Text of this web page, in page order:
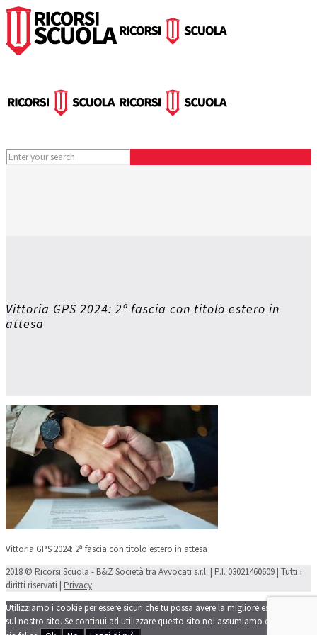
Vittoria GPS 2024: 2ª fascia con titolo estero in
attesa
Vittoria GPS 2024: 2ª fascia con titolo estero in attesa
2018 © Ricorsi Scuola - B&Z Società tra Avvocati s.r.l. | P.I. 03021460609 | Tutti i
diritti riservati | Privacy
Utilizziamo i cookie per essere sicuri che tu possa avere la migliore esperienza
sul nostro sito. Se continui ad utilizzare questo sito noi assumiamo che tu ne